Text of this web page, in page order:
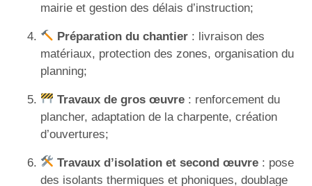
mairie et gestion des délais d’instruction;
Préparation du chantier : livraison des
matériaux, protection des zones, organisation du
planning;
Travaux de gros œuvre : renforcement du
plancher, adaptation de la charpente, création
d’ouvertures;
Travaux d’isolation et second œuvre : pose
des isolants thermiques et phoniques, doublage